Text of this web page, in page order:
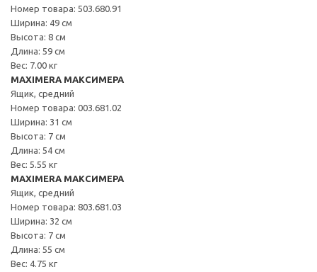
Номер товара: 503.680.91
Ширина: 49 см
Высота: 8 см
Длина: 59 см
Вес: 7.00 кг
MAXIMERA МАКСИМЕРА
Ящик, средний
Номер товара: 003.681.02
Ширина: 31 см
Высота: 7 см
Длина: 54 см
Вес: 5.55 кг
MAXIMERA МАКСИМЕРА
Ящик, средний
Номер товара: 803.681.03
Ширина: 32 см
Высота: 7 см
Длина: 55 см
Вес: 4.75 кг